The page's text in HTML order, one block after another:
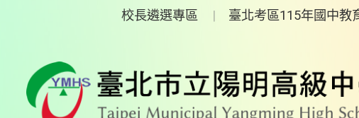
校長遴選專區 臺北考區115年國中教